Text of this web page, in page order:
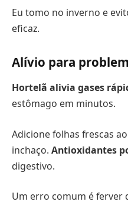
Eu tomo no inverno e
eficaz.
Alívio para
Hortelã alivia gases
estômago em minutos.
Adicione folhas frescas
inchaço. Antioxidantes
digestivo.
Um erro comum é ferver